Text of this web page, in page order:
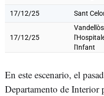
17/12/25 Sant
17/12/25
l'Infant
En este escenario, el
Departamento de Interior